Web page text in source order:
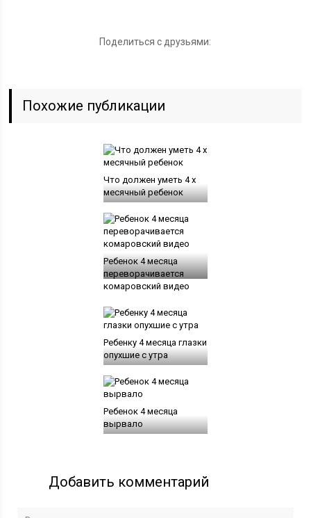
Поделиться с друзьями:
Похожие публикации
Что должен уметь 4 х
месячный ребенок
Ребенок 4 месяца
переворачивается
комаровский видео
Ребенку 4 месяца глазки
опухшие с утра
Ребенок 4 месяца
вырвало
Добавить комментарий